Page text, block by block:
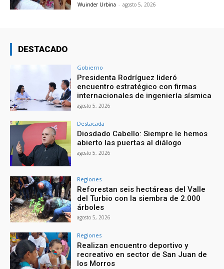
Wuinder Urbina - agosto 5, 2026
DESTACADO
Gobierno
Presidenta Rodríguez lideró
encuentro estratégico con firmas
internacionales de ingeniería sísmica
agosto 5, 2026
Destacada
Diosdado Cabello: Siempre le hemos
abierto las puertas al diálogo
agosto 5, 2026
Regiones
Reforestan seis hectáreas del Valle
del Turbio con la siembra de 2.000
árboles
agosto 5, 2026
Regiones
Realizan encuentro deportivo y
recreativo en sector de San Juan de
los Morros